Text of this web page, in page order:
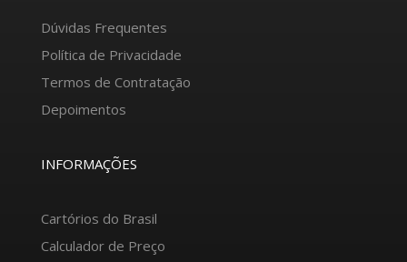
Dúvidas Frequentes
Política de Privacidade
Termos de Contratação
Depoimentos
INFORMAÇÕES
Cartórios do Brasil
Calculador de Preço